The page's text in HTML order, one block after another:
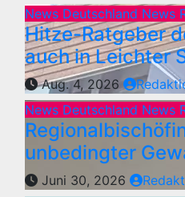
News Deutschland News
Hitze-Ratgeber
auch in Leichter
Aug. 4, 2026
News Deutschland News
unbedingter
Juni 30, 2026